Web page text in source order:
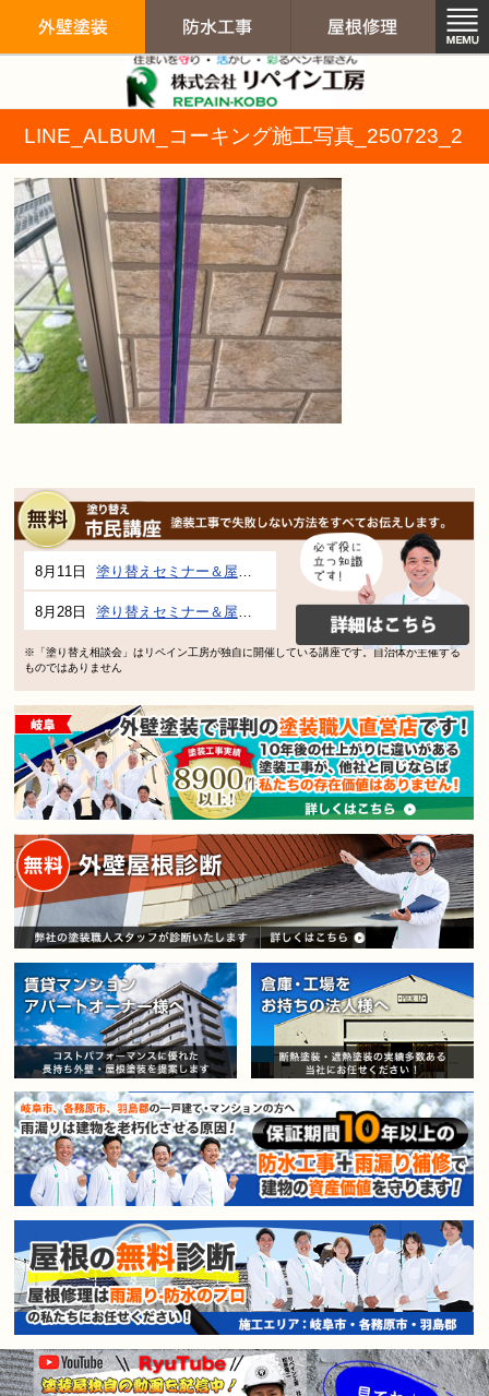
LINE_ALBUM_コーキング施工写真_250723_2
8月11日 塗り替えセミナー＆屋根、外壁の塗り替え市民講座 inぎふメディアコスモス
8月28日 塗り替えセミナー＆屋根、外壁の塗り替え市民講座 inぎふメディアコスモス
※「塗り替え相談会」はリペイン工房が独自に開催している講座です。自治体が主催する
ものではありません
賃貸マンション・アパートオー